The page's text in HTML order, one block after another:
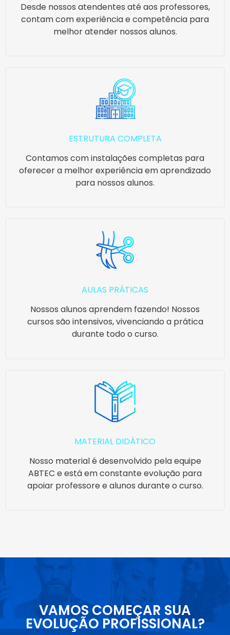
Desde nossos atendentes até aos professores,
contam com experiência e competência para
melhor atender nossos alunos.
ESTRUTURA COMPLETA
Contamos com instalações completas para
oferecer a melhor experiência em aprendizado
para nossos alunos.
AULAS PRÁTICAS
Nossos alunos aprendem fazendo! Nossos
cursos são intensivos, vivenciando a prática
durante todo o curso.
MATERIAL DIDÁTICO
Nosso material é desenvolvido pela equipe
ABTEC e está em constante evolução para
apoiar professore e alunos durante o curso.
VAMOS COMEÇAR SUA
EVOLUÇÃO PROFISSIONAL?